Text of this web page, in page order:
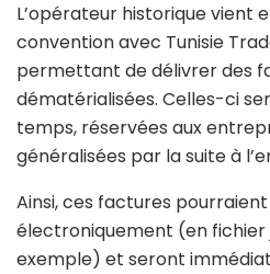
L’opérateur historique vient
convention avec Tunisie
permettant de délivrer des
dématérialisées. Celles-ci
temps, réservées aux
généralisées par la suite à
Ainsi, ces factures
électroniquement (en fichier
exemple) et seront